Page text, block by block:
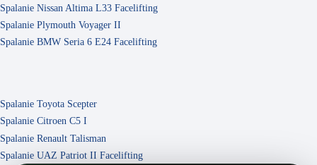
Spalanie Nissan Altima L33 Facelifting
Spalanie Plymouth Voyager II
Spalanie BMW Seria 6 E24 Facelifting
Spalanie Toyota Scepter
Spalanie Citroen C5 I
Spalanie Renault Talisman
Spalanie UAZ Patriot II Facelifting